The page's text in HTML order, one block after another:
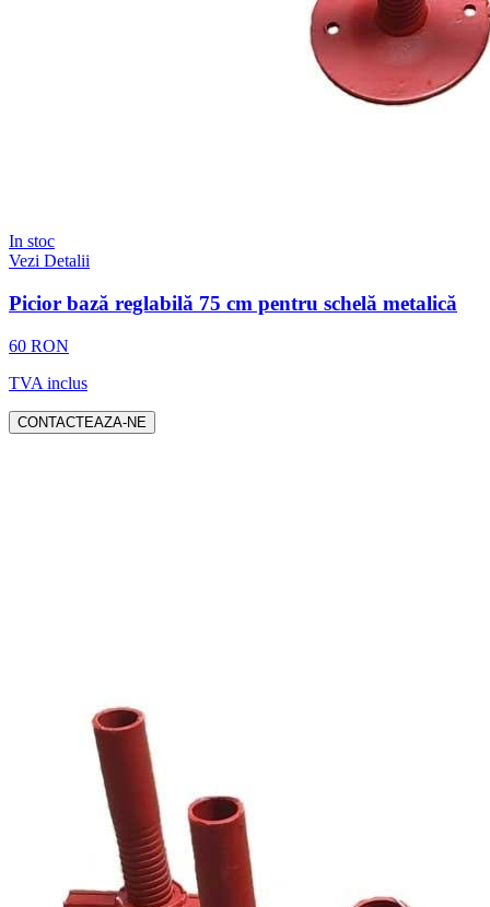
In stoc
Vezi Detalii
Picior bază reglabilă 75 cm pentru schelă metalică
60 RON
TVA inclus
CONTACTEAZA-NE